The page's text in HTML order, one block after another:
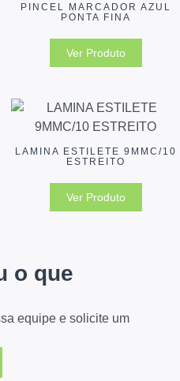
PINCEL MARCADOR AZUL
PONTA FINA
Ver Produto
LAMINA ESTILETE 9MMC/10
ESTREITO
Ver Produto
o que
equipe e solicite um